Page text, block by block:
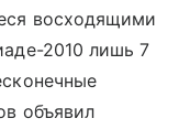
восходящими
2010 лишь 7
объявил